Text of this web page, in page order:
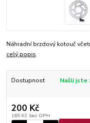
Náhradní brzdový kotouč
celý popis
Dostupnost Našli jste
200 Kč
165 Kč bez DPH